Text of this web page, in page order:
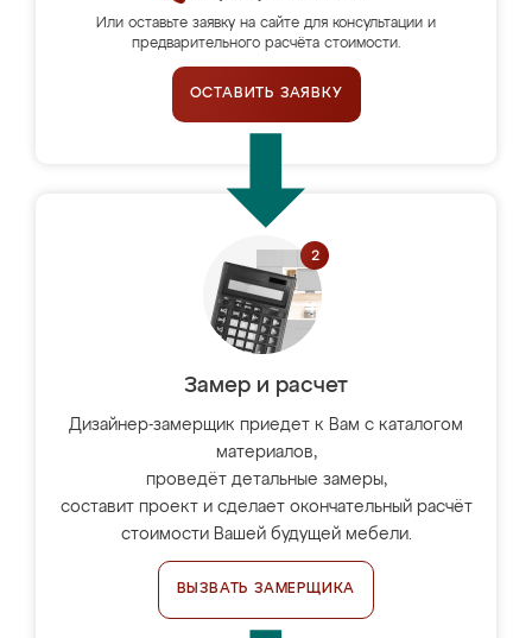
Или оставьте заявку на сайте для консультации и
предварительного расчёта стоимости.
ОСТАВИТЬ ЗАЯВКУ
Замер и расчет
Дизайнер-замерщик приедет к Вам с каталогом
материалов,
проведёт детальные замеры,
составит проект и сделает окончательный расчёт
стоимости Вашей будущей мебели.
ВЫЗВАТЬ ЗАМЕРЩИКА